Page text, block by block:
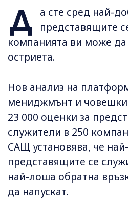
Д
а сте сред най-
представящите
компанията ви може
остриета.
Нов анализ на
мениджмънт и човешки
23 000 оценки за
служители в 250
САЩ установява, че
представящите се
най-лоша обратна
да напускат.